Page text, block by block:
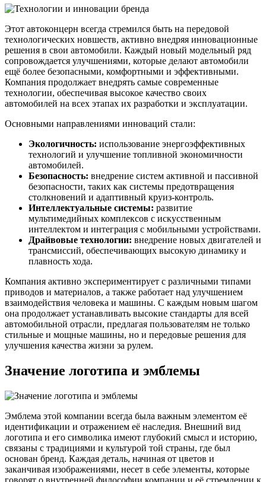
Этот автоконцерн всегда стремился быть на передовой
технологических новшеств, активно внедряя инновационные
решения в свои автомобили. Каждый новый модельный ряд
сопровождается улучшениями, которые делают автомобили
ещё более безопасными, комфортными и эффективными.
Компания продолжает внедрять самые современные
технологии, обеспечивая высокое качество своих
автомобилей на всех этапах их разработки и эксплуатации.
Основными направлениями инноваций стали:
Экологичность: использование энергоэффективных
технологий и улучшение топливной экономичности
автомобилей.
Безопасность: внедрение систем активной и пассивной
безопасности, таких как системы предотвращения
столкновений и адаптивный круиз-контроль.
Интеллектуальные системы: развитие
мультимедийных комплексов с искусственным
интеллектом и интеграция с мобильными устройствами.
Драйвовые технологии: внедрение новых двигателей и
трансмиссий, обеспечивающих высокую динамику и
плавность хода.
Компания активно экспериментирует с различными типами
приводов и материалов, а также работает над улучшением
взаимодействия человека и машины. С каждым новым шагом
она продолжает устанавливать высокие стандарты для всей
автомобильной отрасли, предлагая пользователям не только
стильные и мощные машины, но и передовые решения для
улучшения качества жизни за рулем.
Значение логотипа и эмблемы
Эмблема этой компании всегда была важным элементом её
идентификации и отражением её наследия. Внешний вид
логотипа и его символика имеют глубокий смысл и историю,
связаны с традициями и культурой той страны, где был
основан бренд. Каждая деталь, начиная от цветов и
заканчивая изображениями, несет в себе элементы, которые
говорят о внутренней философии компании и её стремлении к